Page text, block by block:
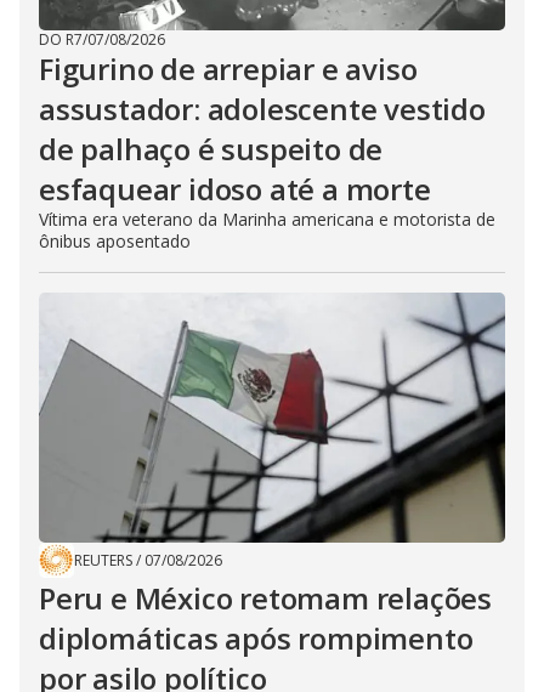
DO R7/07/08/2026
Figurino de arrepiar e aviso
assustador: adolescente vestido
de palhaço é suspeito de
esfaquear idoso até a morte
Vítima era veterano da Marinha americana e motorista de
ônibus aposentado
REUTERS/ 07/08/2026
Peru e México retomam relações
diplomáticas após rompimento
por asilo político